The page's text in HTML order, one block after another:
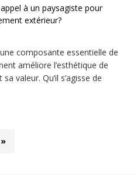
à un paysagiste pour
extérieur?
composante essentielle de
améliore l’esthétique de
valeur. Qu’il s’agisse de
»